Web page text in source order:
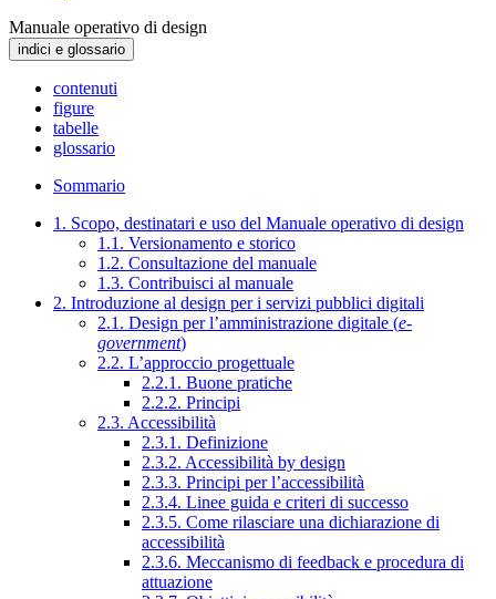
Manuale operativo di design
indici e glossario
contenuti
figure
tabelle
glossario
Sommario
1. Scopo, destinatari e uso del Manuale operativo di design
1.1. Versionamento e storico
1.2. Consultazione del manuale
1.3. Contribuisci al manuale
2. Introduzione al design per i servizi pubblici digitali
2.1. Design per l’amministrazione digitale (e-
government)
2.2. L’approccio progettuale
2.2.1. Buone pratiche
2.2.2. Principi
2.3. Accessibilità
2.3.1. Definizione
2.3.2. Accessibilità by design
2.3.3. Principi per l’accessibilità
2.3.4. Linee guida e criteri di successo
2.3.5. Come rilasciare una dichiarazione di
accessibilità
2.3.6. Meccanismo di feedback e procedura di
attuazione